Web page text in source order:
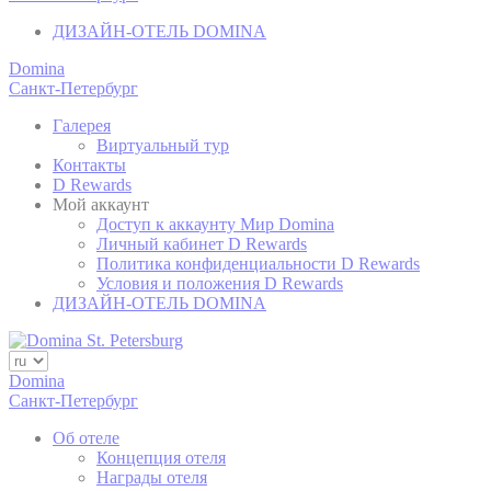
_deCountryResp
статистика
Такие файлы cookie используются для сбора
информации пользователей о пути навигации с
конечной целью для агрегированного анализа
статистики для улучшения веб-сайта.
Имя Провайдер
Google
experience
ДИЗАЙН-ОТЕЛЬ DOMINA
Domina
Санкт-Петербург
Галерея
Виртуальный тур
Контакты
D Rewards
Мой аккаунт
Доступ к аккаунту Мир Domina
Личный кабинет D Rewards
Политика конфиденциальности D Rewards
Условия и положения D Rewards
ДИЗАЙН-ОТЕЛЬ DOMINA
Domina
Санкт-Петербург
Об отеле
Концепция отеля
Награды отеля